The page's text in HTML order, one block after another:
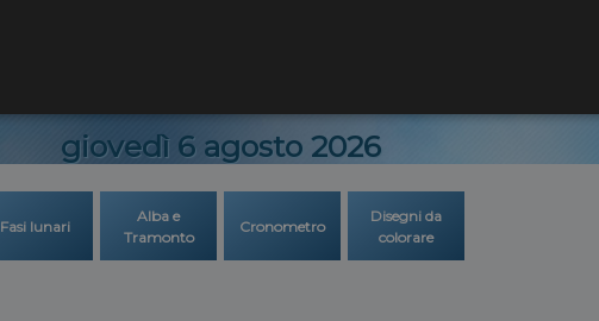
giovedì 6 agosto 2026
Fasi lunari
Alba e
Tramonto
Cronometro
Disegni da
colorare